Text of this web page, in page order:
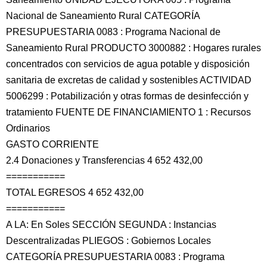
Nacional de Saneamiento Rural CATEGORÍA
PRESUPUESTARIA 0083 : Programa Nacional de
Saneamiento Rural PRODUCTO 3000882 : Hogares rurales
concentrados con servicios de agua potable y disposición
sanitaria de excretas de calidad y sostenibles ACTIVIDAD
5006299 : Potabilización y otras formas de desinfección y
tratamiento FUENTE DE FINANCIAMIENTO 1 : Recursos
Ordinarios
GASTO CORRIENTE
2.4 Donaciones y Transferencias 4 652 432,00
===========
TOTAL EGRESOS 4 652 432,00
===========
A LA: En Soles SECCIÓN SEGUNDA : Instancias
Descentralizadas PLIEGOS : Gobiernos Locales
CATEGORÍA PRESUPUESTARIA 0083 : Programa